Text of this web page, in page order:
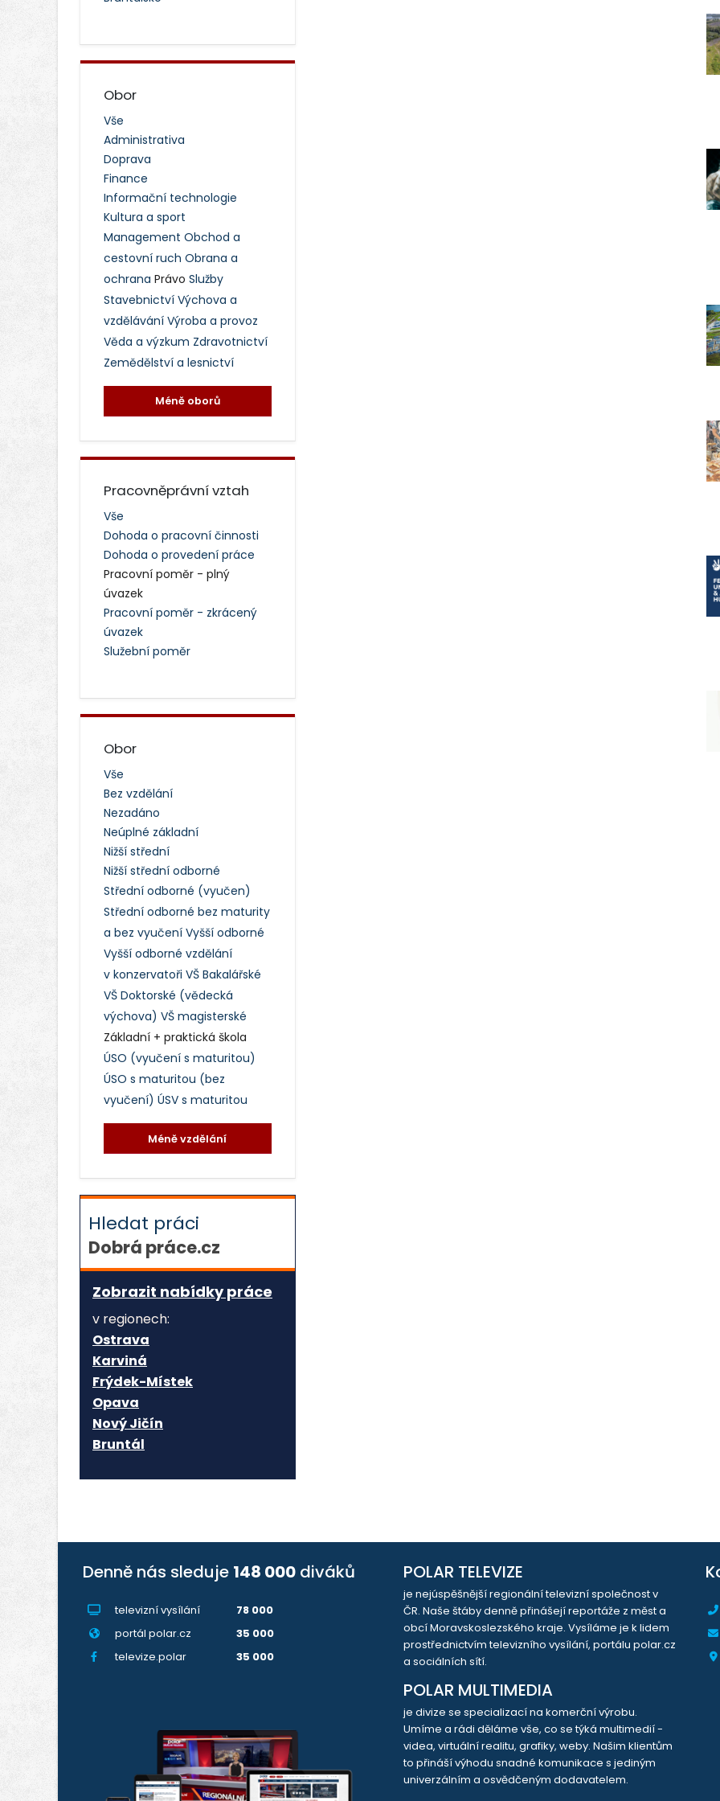
Obor
Vše
Administrativa
Doprava
Finance
Informační technologie
Kultura a sport
Management Obchod a
cestovní ruch Obrana a
ochrana Právo Služby
Stavebnictví Výchova a
vzdělávání Výroba a provoz
Věda a výzkum Zdravotnictví
Zemědělství a lesnictví
Méně oborů
Pracovněprávní vztah
Vše
Dohoda o pracovní činnosti
Dohoda o provedení práce
Pracovní poměr - plný
úvazek
Pracovní poměr - zkrácený
úvazek
Služební poměr
Obor
Vše
Bez vzdělání
Nezadáno
Neúplné základní
Nižší střední
Nižší střední odborné
Střední odborné (vyučen)
Střední odborné bez maturity
a bez vyučení Vyšší odborné
Vyšší odborné vzdělání
v konzervatoři VŠ Bakalářské
VŠ Doktorské (vědecká
výchova) VŠ magisterské
Základní + praktická škola
ÚSO (vyučení s maturitou)
ÚSO s maturitou (bez
vyučení) ÚSV s maturitou
Méně vzdělání
Hledat práci
Dobrá práce.cz
Zobrazit nabídky práce
v regionech:
Ostrava
Karviná
Frýdek-Místek
Opava
Nový Jičín
Bruntál
Denně nás sleduje 148 000 diváků
televizní vysílání
78 000
portál polar.cz
35 000
televize.polar
35 000
POLAR TELEVIZE
je nejúspěšnější regionální televizní společnost v
ČR. Naše štáby denně přinášejí reportáže z měst a
obcí Moravskoslezského kraje. Vysíláme je k lidem
prostřednictvím televizního vysílání, portálu polar.cz
a sociálních sítí.
POLAR MULTIMEDIA
je divize se specializací na komerční výrobu.
Umíme a rádi děláme vše, co se týká multimedií -
videa, virtuální realitu, grafiky, weby. Našim klientům
to přináší výhodu snadné komunikace s jediným
univerzálním a osvědčeným dodavatelem.